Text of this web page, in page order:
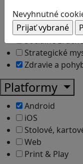
Nevyhnutné
Prírodné vedy /
Sociálne
Strategické
Zdravie a
Platformy
Android
iOS
Stolové,
Web
Print & Play